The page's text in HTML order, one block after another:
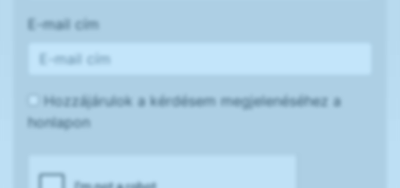
E-mail cím
Hozzájárulok a kérdésem megjelenéséhez a
honlapon